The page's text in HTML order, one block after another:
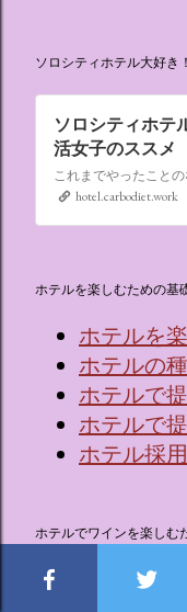
ソロシティホテル大好き
ソロシティホテ
活女子のススメ
hotel.carbodiet.work
ホテルを楽しむための基
ホテルを
ホテルの
ホテルで
ホテルで
ホテル採
ホテルでワインを楽しむ
🍷ワイン